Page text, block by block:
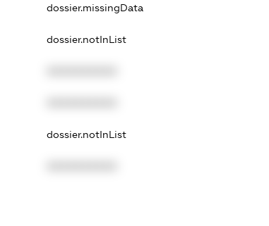
dossier.missingData
dossier.notInList
dossier.notInList